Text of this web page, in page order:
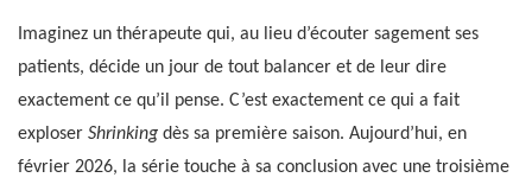
Imaginez un thérapeute qui, au lieu d’écouter sagement ses
patients, décide un jour de tout balancer et de leur dire
exactement ce qu’il pense. C’est exactement ce qui a fait
exploser Shrinking dès sa première saison. Aujourd’hui, en
février 2026, la série touche à sa conclusion avec une troisième